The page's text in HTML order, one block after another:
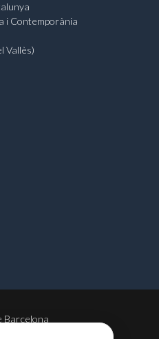
i Contemporània
Vallès)
Barcelona